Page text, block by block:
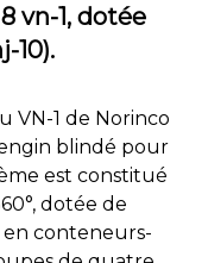
vn-1, dotée
10).
VN-1 de Norinco
blindé pour
est constitué
dotée de
en conteneurs-